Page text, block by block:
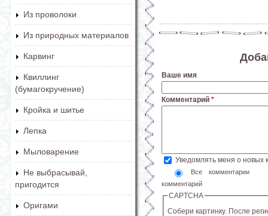
Из проволоки
Из природных материалов
Карвинг
Квиллинг
(бумагокручение)
Кройка и шитье
Лепка
Мыловарение
Не выбрасывай,
пригодится
Оригами
Ваше имя
Комментарий *
Уведомлять меня о новых
Все комментарии
комментарий
CAPTCHA
Собери картинку. После